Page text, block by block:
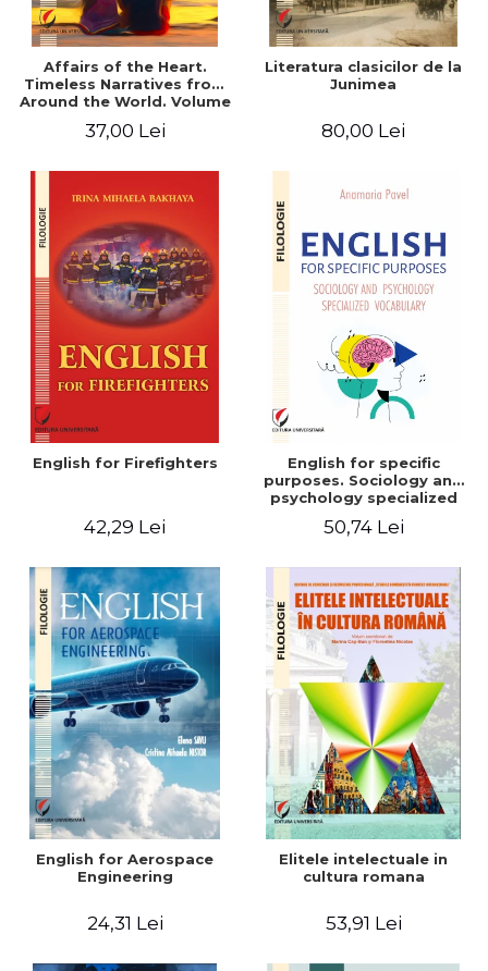
Affairs of the Heart.
Timeless Narratives from
Around the World. Volume
37,00 Lei
Literatura clasicilor de la
Junimea
80,00 Lei
English for Firefighters
42,29 Lei
English for specific
purposes. Sociology and
psychology specialized
50,74 Lei
English for Aerospace
Engineering
24,31 Lei
Elitele intelectuale in
cultura romana
53,91 Lei